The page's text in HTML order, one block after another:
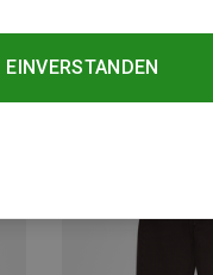
EINVERSTANDEN